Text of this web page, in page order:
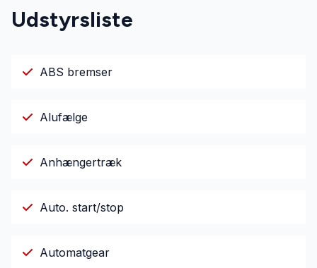
Udstyrsliste
ABS bremser
Alufælge
Anhængertræk
Auto. start/stop
Automatgear